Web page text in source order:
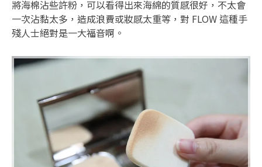
將海棉沾些許粉，可以看得出來海綿的質感很好，不太會
一次沾黏太多，造成浪費或妝感太重等，對 FLOW 這種手
殘人士絕對是一大福音啊。